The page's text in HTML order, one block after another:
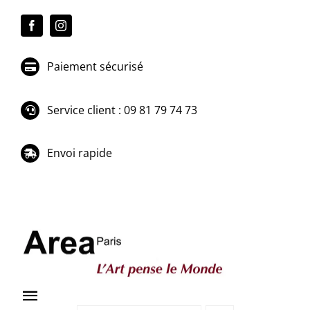
Paiement sécurisé
Service client : 09 81 79 74 73
Envoi rapide